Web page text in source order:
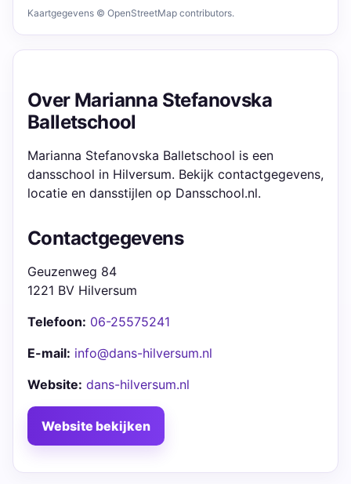
Kaartgegevens © OpenStreetMap contributors.
Over Marianna Stefanovska
Balletschool
Marianna Stefanovska Balletschool is een
dansschool in Hilversum. Bekijk contactgegevens,
locatie en dansstijlen op Dansschool.nl.
Contactgegevens
Geuzenweg 84
1221 BV Hilversum
Telefoon: 06-25575241
E-mail: info@dans-hilversum.nl
Website: dans-hilversum.nl
Website bekijken